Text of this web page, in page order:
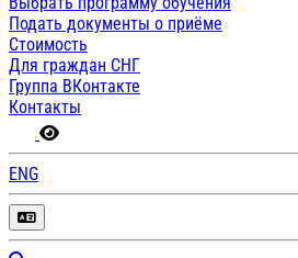
Подать документы о приёме
Стоимость
Для граждан СНГ
Группа ВКонтакте
Контакты
ENG